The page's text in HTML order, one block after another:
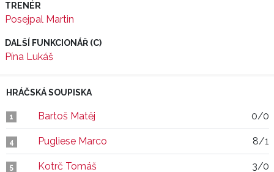
TRENÉR
Posejpal Martin
DALŠÍ FUNKCIONÁŘ (C)
Pína Lukáš
HRÁČSKÁ SOUPISKA
1 Bartoš Matěj 0/0
4 Pugliese Marco 8/1
5 Kotrč Tomáš 3/0